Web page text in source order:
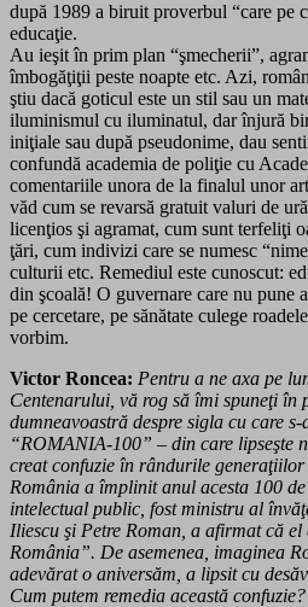
după 1989 a biruit proverbul “care pe
educaţie.
Au ieşit în prim plan “şmecherii”,
îmbogăţiţii peste noapte etc. Azi,
ştiu dacă goticul este un stil sau un
iluminismul cu iluminatul, dar înjură
iniţiale sau după pseudonime, dau
confundă academia de poliţie cu
comentariile unora de la finalul unor
văd cum se revarsă gratuit valuri de
licenţios şi agramat, cum sunt terfeliţi
ţări, cum indivizi care se numesc
culturii etc. Remediul este cunoscut:
din şcoală! O guvernare care nu pune
pe cercetare, pe sănătate culege
vorbim.
Victor Roncea: Pentru a ne axa pe
Centenarului, vă rog să îmi spuneţi în
dumneavoastră despre sigla cu care
“ROMANIA-100” – din care lipseşte
creat confuzie în rândurile generaţiilor
România a împlinit anul acesta 100
intelectual public, fost ministru al
Iliescu şi Petre Roman, a afirmat că
Româ­nia”. De asemenea, imaginea
adevărat o aniversăm, a lipsit cu
Cum putem remedia această confuzie?